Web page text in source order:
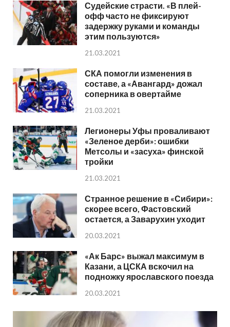
Судейские страсти. «В плей-
офф часто не фиксируют
задержку руками и команды
этим пользуются»
21.03.2021
СКА помогли изменения в
составе, а «Авангард» дожал
соперника в овертайме
21.03.2021
Легионеры Уфы проваливают
«Зеленое дерби»: ошибки
Метсолы и «засуха» финской
тройки
21.03.2021
Странное решение в «Сибири»:
скорее всего, Фастовский
остается, а Заварухин уходит
20.03.2021
«Ак Барс» выжал максимум в
Казани, а ЦСКА вскочил на
подножку ярославского поезда
20.03.2021